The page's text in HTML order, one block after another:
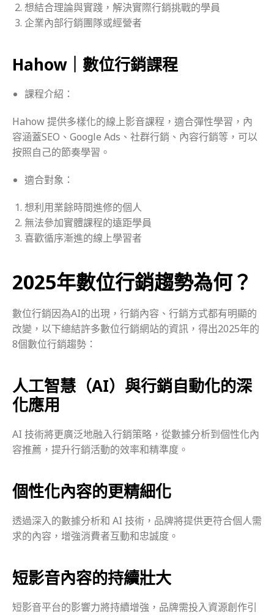
想結合理論與實踐，解決實際行銷挑戰的學員
企業內部行銷團隊或經營者
Hahow｜數位行銷課程
課程介紹：
Hahow 提供多樣化的線上影音課程，適合彈性學習，內
容涵蓋SEO、Google Ads、社群行銷、內容行銷等，可以
按照自己的節奏學習。
適合對象：
想利用業餘時間進修的個人
無法參加實體課程的遠距學員
喜歡循序漸進的線上學習者
2025年數位行銷趨勢為何？
數位行銷因為AI的出現，行銷內容、行銷方式都有明顯的
改變，以下總結許多數位行銷網站的資訊，得出2025年的
8個數位行銷趨勢：
人工智慧（AI）與行銷自動化的深
化應用
AI 技術將更廣泛地融入行銷策略，從數據分析到個性化內
容推薦，提升行銷活動的效率和精準度。
個性化內容的更精細化
透過深入的數據分析和 AI 技術，品牌將提供更符合個人需
求的內容，增強消費者互動和忠誠度。
短影音內容的持續壯大
短影音平台的影響力將持續增強，品牌需投入資源創作引